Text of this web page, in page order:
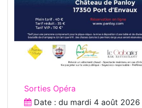
Sorties Opéra
Date : du mardi 4 août 2026